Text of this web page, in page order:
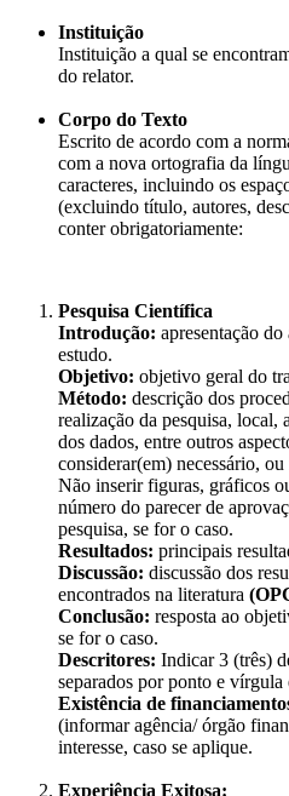
Instituição
Instituição a qual se
do relator.
Corpo do Texto
Escrito de acordo com a
com a nova ortografia da
caracteres, incluindo os
(excluindo título, autores,
conter obrigatoriamente:
Pesquisa Científica
Introdução: apresentação
estudo.
Objetivo: objetivo geral do
Método: descrição dos
realização da pesquisa, local,
dos dados, entre outros
considerar(em) necessário,
Não inserir figuras, gráficos
número do parecer de
pesquisa, se for o caso.
Resultados: principais
Discussão: discussão dos
encontrados na literatura
Conclusão: resposta ao
se for o caso.
Descritores: Indicar 3 (três)
separados por ponto e
Existência de
(informar agência/ órgão
interesse, caso se aplique.
Experiência Exitosa: